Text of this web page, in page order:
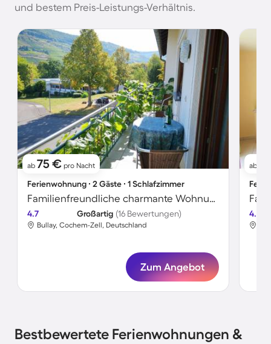
und bestem Preis-Leistungs-Verhältnis.
ab 75 € pro Nacht
Ferienwohnung ∙ 2 Gäste ∙ 1 Schlafzimmer
Familienfreundliche charmante Wohnung mit Terrasse und Garten | Gartenblick
4.7 Großartig (16 Bewertungen)
Bullay, Cochem-Zell, Deutschland
Zum Angebot
ab
4.2
Bestbewertete Ferienwohnungen &